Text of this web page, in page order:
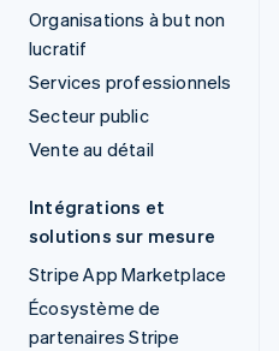
Organisations à but non
lucratif
Services professionnels
Secteur public
Vente au détail
Intégrations et
solutions sur mesure
Stripe App Marketplace
Écosystème de
partenaires Stripe